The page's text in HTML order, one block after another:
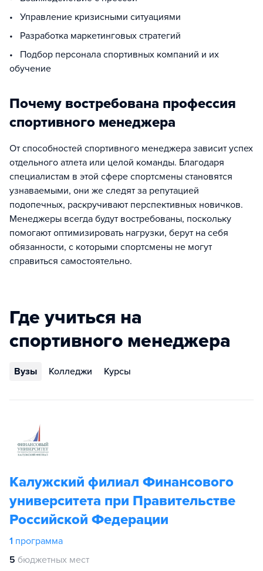
• Управление кризисными ситуациями
• Разработка маркетинговых стратегий
• Подбор персонала спортивных компаний и их
обучение
Почему востребована профессия
спортивного менеджера
От способностей спортивного менеджера зависит успех
отдельного атлета или целой команды. Благодаря
специалистам в этой сфере спортсмены становятся
узнаваемыми, они же следят за репутацией
подопечных, раскручивают перспективных новичков.
Менеджеры всегда будут востребованы, поскольку
помогают оптимизировать нагрузки, берут на себя
обязанности, с которыми спортсмены не могут
справиться самостоятельно.
Где учиться на
спортивного менеджера
Вузы Колледжи Курсы
Калужский филиал Финансового
университета при Правительстве
Российской Федерации
1 программа
5 бюджетных мест